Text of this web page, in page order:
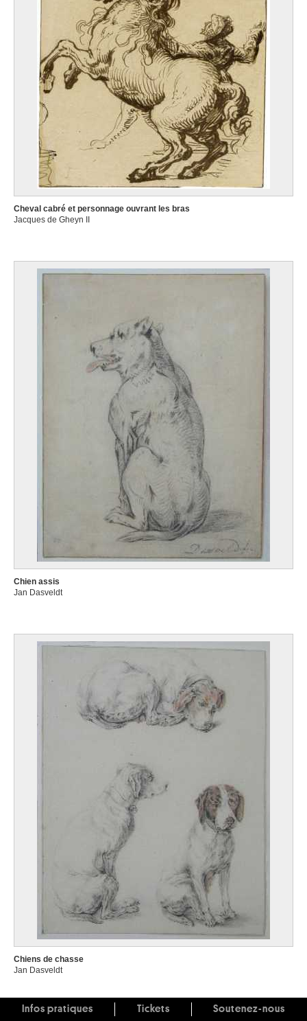
Cheval cabré et personnage ouvrant les bras
Jacques de Gheyn II
Chien assis
Jan Dasveldt
Chiens de chasse
Jan Dasveldt
Infos pratiques Tickets Soutenez-nous